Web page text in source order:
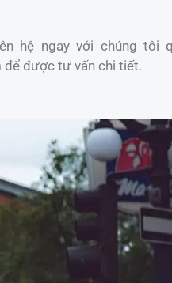
hệ ngay với chúng tôi
để được tư vấn chi tiết.